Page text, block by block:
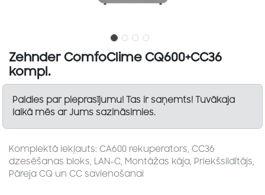
Zehnder ComfoClime CQ600+CC36
kompl.
Paldies par pieprasījumu! Tas ir saņemts! Tuvākaja
laikā mēs ar Jums sazināsimies.
Komplektā iekļauts: CA600 rekuperators, CC36
dzesēšanas bloks, LAN-C, Montāžas kāja, Priekšsildītājs,
Pāreja CQ un CC savienošanai